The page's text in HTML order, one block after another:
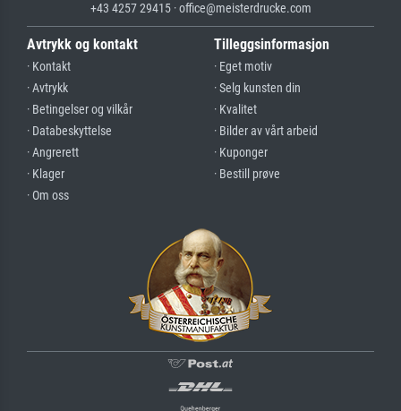
+43 4257 29415 · office@meisterdrucke.com
Avtrykk og kontakt
· Kontakt
· Avtrykk
· Betingelser og vilkår
· Databeskyttelse
· Angrerett
· Klager
· Om oss
Tilleggsinformasjon
· Eget motiv
· Selg kunsten din
· Kvalitet
· Bilder av vårt arbeid
· Kuponger
· Bestill prøve